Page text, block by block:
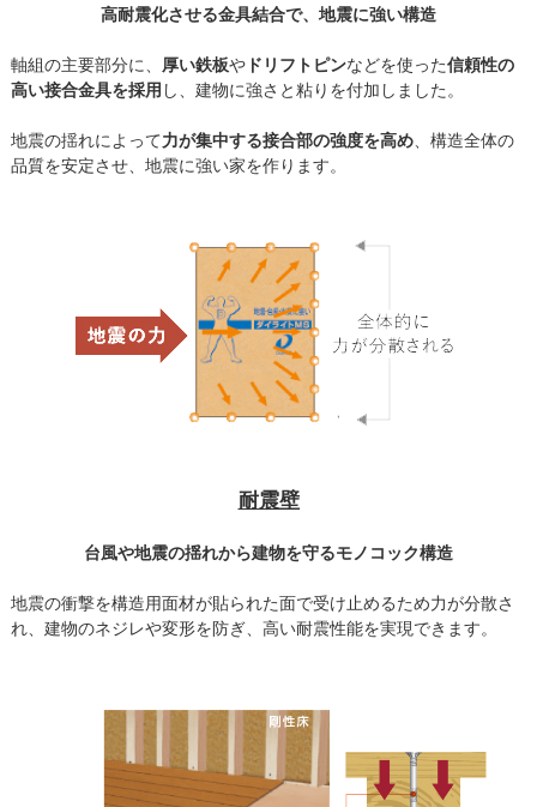
高耐震化させる金具結合で、地震に強い構造
軸組の主要部分に、 厚い鉄板やドリフトピンなどを使った信頼性の
高い接合金具を採用 し、建物に強さと粘りを付加しました。
地震の揺れによって力が集中する接合部の強度を高め、構造全体の
品質を安定させ、地震に強い家を作ります。
耐震壁
台風や地震の揺れから建物を守るモノコック構造
地震の衝撃を構造用面材が貼られた面で受け止めるため力が分散さ
れ、建物のネジレや変形を防ぎ、高い耐震性能を実現できます。